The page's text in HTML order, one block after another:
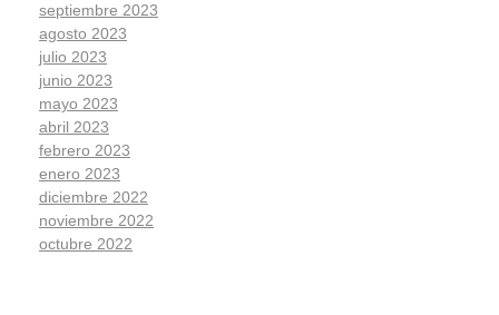
septiembre 2023
agosto 2023
julio 2023
junio 2023
mayo 2023
abril 2023
febrero 2023
enero 2023
diciembre 2022
noviembre 2022
octubre 2022